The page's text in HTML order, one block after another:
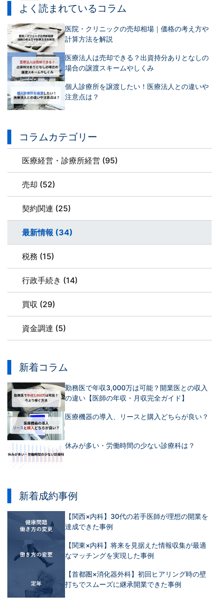
よく読まれているコラム
医院・クリニックの売却相場｜価格の考え方や
計算方法を解説
医療法人は売却できる？出資持分ありとなしの
場合の譲渡スキームやしくみ
個人診療所を譲渡したい！医療法人との違いや
注意点は？
コラムカテゴリー
医療経営・診療所経営 (95)
売却 (52)
契約関連 (25)
最新情報 (34)
税務 (15)
行政手続き (14)
買収 (29)
資金調達 (5)
新着コラム
勤務医で年収3,000万は可能？開業医との収入
の違い【医師の年収・月収完全ガイド】
医療機器の導入、リースと購入どちらが良い？
休みが多い・労働時間の少ない診療科は？
新着成約事例
【関西×内科】30代の若手医師が理想の開業を
達成できた事例
【関東×内科】将来を見据えた情報収集が最適
なマッチングを実現した事例
【首都圏×消化器外科】初回ヒアリング時の壁
打ちでスムーズに継承開業できた事例